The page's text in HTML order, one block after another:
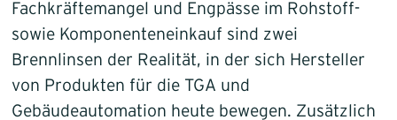
Fachkräftemangel und Engpässe im Rohstoff-
sowie Komponenteneinkauf sind zwei
Brennlinsen der Realität, in der sich Hersteller
von Produkten für die TGA und
Gebäudeautomation heute bewegen. Zusätzlich